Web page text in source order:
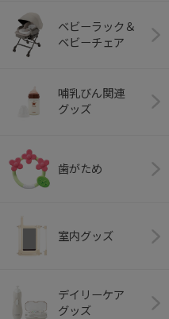
ベビーラック＆
ベビーチェア
哺乳びん関連
グッズ
歯がため
室内グッズ
デイリーケア
グッズ